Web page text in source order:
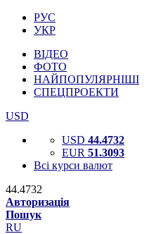
РУС
УКР
ВІДЕО
ФОТО
НАЙПОПУЛЯРНІШІ
СПЕЦПРОЕКТИ
USD
USD 44.4732
EUR 51.3093
Всі курси валют
44.4732
Авторизація
Пошук
RU